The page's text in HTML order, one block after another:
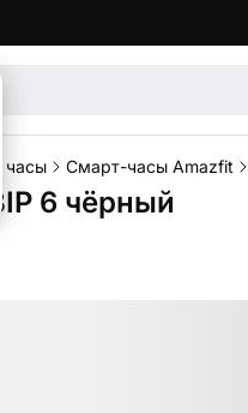
часы Смарт-часы Amazfit
6 чёрный